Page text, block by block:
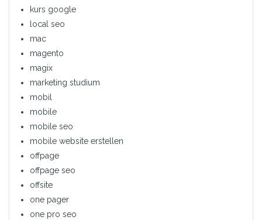
kurs google
local seo
mac
magento
magix
marketing studium
mobil
mobile
mobile seo
mobile website erstellen
offpage
offpage seo
offsite
one pager
one pro seo